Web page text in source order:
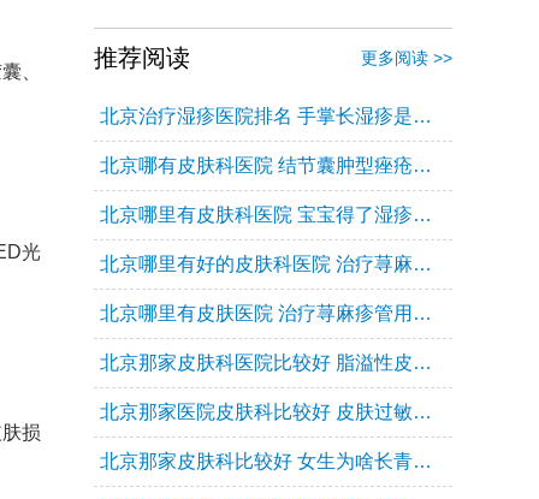
、
光
损
施齐全,是一所“中西医结合”皮肤病医
院,国家医保定点医院,城乡居民医保定
点医院.“华医”发挥中,西医药学的优势,
先导,向患者提供中西医结合治疗方
室细分化,诊疗专业化,服务人性化,流
程标准化,经营国际化的理念,为患者提
供高品质,高附加值的疾病治疗方案和
健康方案.医院下设皮肤科,皮肤病专
业,性传播疾病专业,医疗美容科,美容
皮肤科,中西医结合科,中医科,医学检
验科等十余个临床科室和医技科室.细
痤疮,疤痕,胎记等诊疗科室,专业开展
治疗,保健,康复,科研活动,造福患者,攻
克医疗难关.同时开设特需门诊,为特需
合皮肤病医院不断坚持着“以中医为基
础,以西医为先导,以患者为中心,以专
业塑品牌”的经营理念,不断的引进高素
质人才,高科技设备,在提供高标准的服
推荐阅读 更多阅读 >>
北京治疗湿疹医院排名 手掌长湿疹是怎么回事？
北京哪有皮肤科医院 结节囊肿型痤疮治疗都有什么？
北京哪里有皮肤科医院 宝宝得了湿疹该怎么治疗呢？
北京哪里有好的皮肤科医院 治疗荨麻疹管用的药？
北京哪里有皮肤医院 治疗荨麻疹管用的药都有哪些？
北京那家皮肤科医院比较好 脂溢性皮炎晚上特别痒？
北京那家医院皮肤科比较好 皮肤过敏与湿疹的区别是什么？
北京那家皮肤科比较好 女生为啥长青春痘该怎么办？